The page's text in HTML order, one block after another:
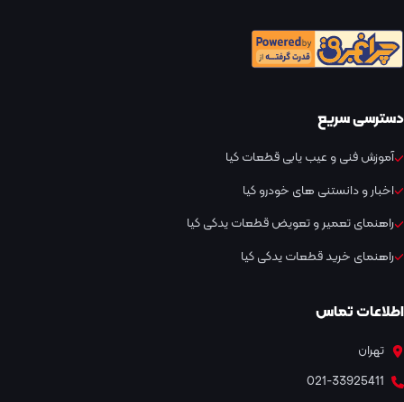
دسترسی سریع
آموزش فنی و عیب یابی قطعات کیا
اخبار و دانستنی های خودرو کیا
راهنمای تعمیر و تعویض قطعات یدکی کیا
راهنمای خرید قطعات یدکی کیا
اطلاعات تماس
تهران
021-33925411